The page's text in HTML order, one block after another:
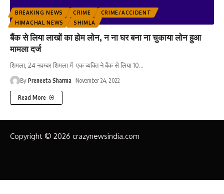
BREAKING NEWS CRIME
CRIME/ACCIDENT
HIMACHAL NEWS
SHIMLA
बैंक से लिया लाखों का होम लोन, न ना घर बना ना चुकाया लोन हुआ
मामला दर्ज
शिमला, 24 नवम्बर शिमला में एक व्यक्ति ने बैंक से लिया 10…
By Preneeta Sharma November 24, 2022
Read More
Copyright © 2026 crazynewsindia.com